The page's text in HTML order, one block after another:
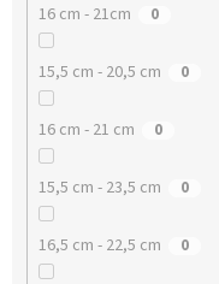
16 cm - 21cm 0
15,5 cm - 20,5 cm 0
16 cm - 21 cm 0
15,5 cm - 23,5 cm 0
16,5 cm - 22,5 cm 0